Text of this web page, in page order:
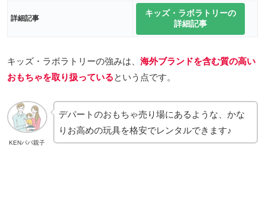
詳細記事
キッズ・ラボラトリーの
詳細記事
キッズ・ラボラトリーの強みは、 海外ブランドを含む質の高い
おもちゃを取り扱っているという点です。
KENパパ親子
デパートのおもちゃ売り場にあるような、かな
りお高めの玩具を格安でレンタルできます♪